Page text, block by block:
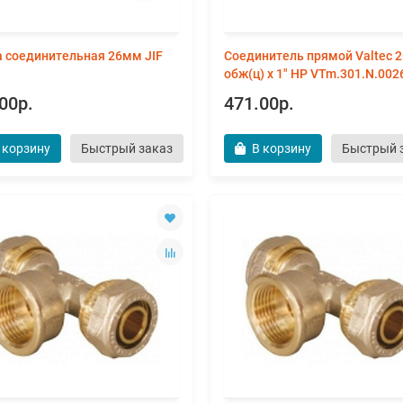
соединительная 26мм JIF
Быстрый заказ
Соединитель прямой Valtec
обж(ц) х 1" НР
471.00р.
В корзину Быстрый